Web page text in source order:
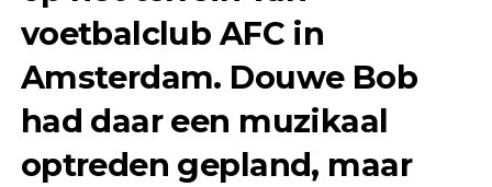
voetbalclub AFC in
Amsterdam. Douwe Bob
had daar een muzikaal
optreden gepland, maar